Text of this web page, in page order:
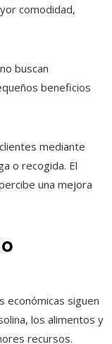
comodidad,
buscan
beneficios
mediante
o recogida. El
una mejora
económicas siguen
los alimentos y
recursos.